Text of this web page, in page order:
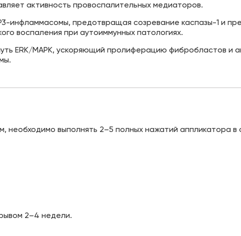
активность провоспалительных медиаторов.
инфламмасомы, предотвращая созревание каспазы-1 и
воспаления при аутоиммунных патологиях.
ERK/MAPK, ускоряющий пролиферацию фибробластов и
необходимо выполнять 2–5 полных нажатий аппликатора в
2–4 недели.